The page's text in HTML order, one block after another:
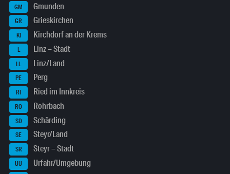
GM Gmunden
GR Grieskirchen
KI Kirchdorf an der Krems
L Linz – Stadt
LL Linz/Land
PE Perg
RI Ried im Innkreis
RO Rohrbach
SD Schärding
SE Steyr/Land
SR Steyr – Stadt
UU Urfahr/Umgebung